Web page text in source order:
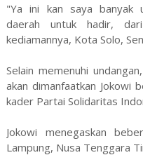
"Ya ini kan saya banyak
daerah untuk hadir,
kediamannya, Kota Solo,
Selain memenuhi
akan dimanfaatkan Jokowi
kader Partai Solidaritas
Jokowi menegaskan
Lampung, Nusa Tenggara